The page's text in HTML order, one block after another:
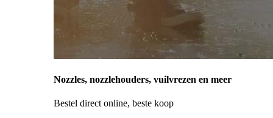
Nozzles, nozzlehouders, vuilvrezen en meer
Bestel direct online, beste koop